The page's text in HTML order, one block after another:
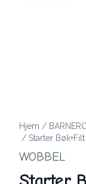
Hjem /
/ Starter
WOBBEL